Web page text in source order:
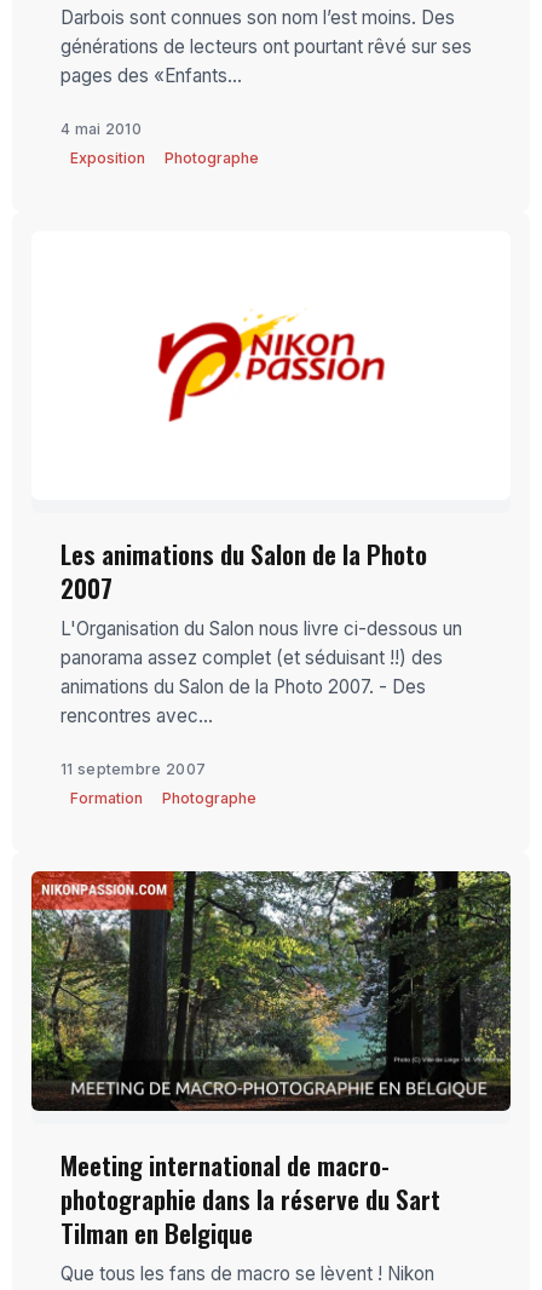
Darbois sont connues son nom l’est moins. Des
générations de lecteurs ont pourtant rêvé sur ses
pages des «Enfants...
4 mai 2010
Exposition
Photographe
Les animations du Salon de la Photo
2007
L'Organisation du Salon nous livre ci-dessous un
panorama assez complet (et séduisant !!) des
animations du Salon de la Photo 2007. - Des
rencontres avec...
11 septembre 2007
Formation
Photographe
Meeting international de macro-
photographie dans la réserve du Sart
Tilman en Belgique
Que tous les fans de macro se lèvent ! Nikon